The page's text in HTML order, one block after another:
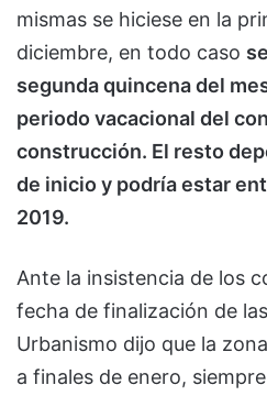
mismas se hiciese en la
diciembre, en todo caso
segunda quincena del
periodo vacacional del
construcción. El resto
de inicio y podría estar
2019.
Ante la insistencia de los
fecha de finalización de
Urbanismo dijo que la
a finales de enero,